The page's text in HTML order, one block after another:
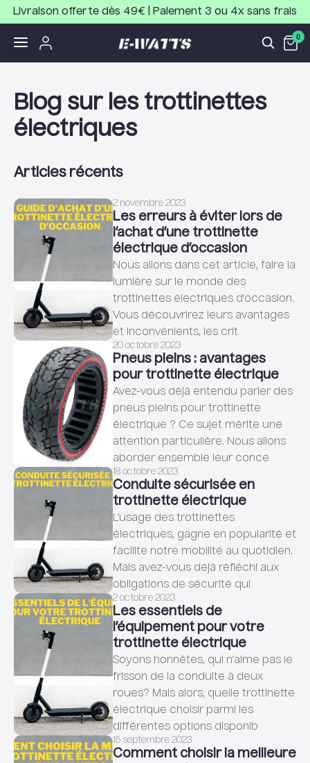
Livraison offerte dès 49€ | Paiement 3 ou 4x sans frais
0
Blog sur les trottinettes
électriques
Articles récents
2 novembre 2023
Les erreurs à éviter lors de
l’achat d’une trottinette
électrique d’occasion
Nous allons dans cet article, faire la
lumière sur le monde des
trottinettes électriques d’occasion.
Vous découvrirez leurs avantages
et inconvénients, les crit
20 octobre 2023
Pneus pleins : avantages
pour trottinette électrique
Avez-vous déjà entendu parler des
pneus pleins pour trottinette
électrique ? Ce sujet mérite une
attention particulière. Nous allons
aborder ensemble leur conce
18 octobre 2023
Conduite sécurisée en
trottinette électrique
L’usage des trottinettes
électriques, gagne en popularité et
facilite notre mobilité au quotidien.
Mais avez-vous déjà réfléchi aux
obligations de sécurité qui
2 octobre 2023
Les essentiels de
l’équipement pour votre
trottinette électrique
Soyons honnêtes, qui n’aime pas le
frisson de la conduite à deux
roues? Mais alors, quelle trottinette
électrique choisir parmi les
différentes options disponib
15 septembre 2023
Comment choisir la meilleure